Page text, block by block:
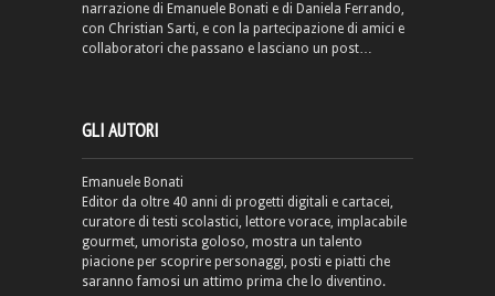
narrazione di Emanuele Bonati e di Daniela Ferrando,
con Christian Sarti, e con la partecipazione di amici e
collaboratori che passano e lasciano un post…
GLI AUTORI
Emanuele Bonati
Editor da oltre 40 anni di progetti digitali e cartacei,
curatore di testi scolastici, lettore vorace, implacabile
gourmet, umorista goloso, mostra un talento
piacione per scoprire personaggi, posti e piatti che
saranno famosi un attimo prima che lo diventino.